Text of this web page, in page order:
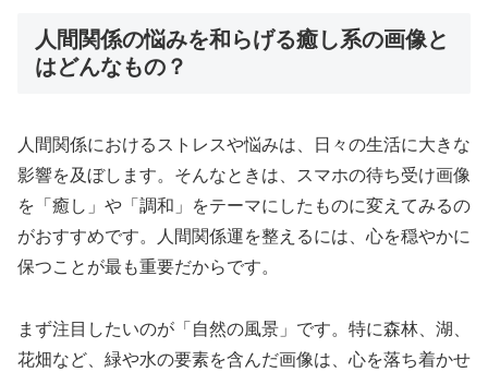
人間関係の悩みを和らげる癒し系の画像と
はどんなもの？
人間関係におけるストレスや悩みは、日々の生活に大きな
影響を及ぼします。そんなときは、スマホの待ち受け画像
を「癒し」や「調和」をテーマにしたものに変えてみるの
がおすすめです。人間関係運を整えるには、心を穏やかに
保つことが最も重要だからです。
まず注目したいのが「自然の風景」です。特に森林、湖、
花畑など、緑や水の要素を含んだ画像は、心を落ち着かせ